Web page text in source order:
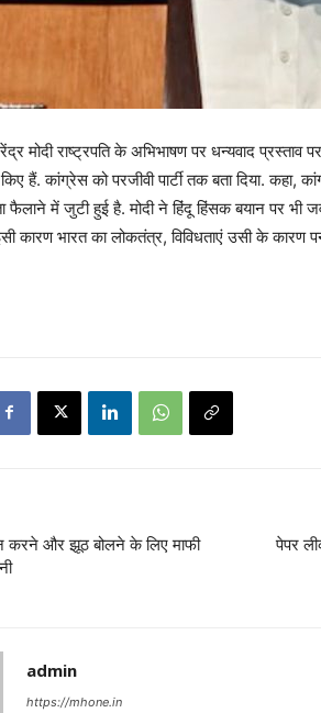
मोदी राष्‍ट्रपत‍ि के अभ‍िभाषण पर धन्यवाद प्रस्ताव
हैं. कांग्रेस को परजी‍वी पार्टी तक बता दिया. कहा,
में जुटी हुई है. मोदी ने ह‍िंंदू ह‍िंसक बयान पर भी
कारण भारत का लोकतंत्र, विविधताएं उसी के
करने और झूठ बोलने के लिए माफी
पेपर
admin
https://mhone.in